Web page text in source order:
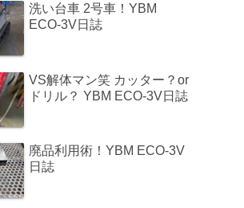
洗い台車 2号車！YBM
ECO-3V日誌
VS解体マン笑 カッター？or
ドリル？ YBM ECO-3V日誌
廃品利用術！YBM ECO-3V
日誌